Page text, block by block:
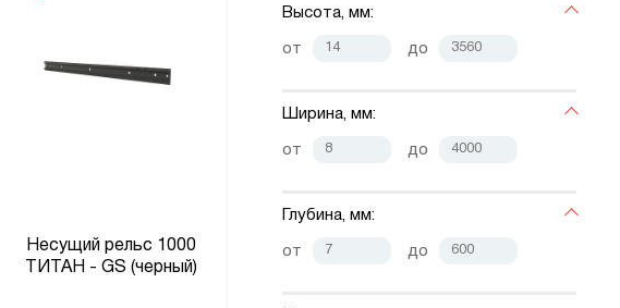
Несущий рельс 1000
ТИТАН - GS (черный)
Высота, мм:
от до
Ширина, мм:
от до
Глубина, мм:
от до